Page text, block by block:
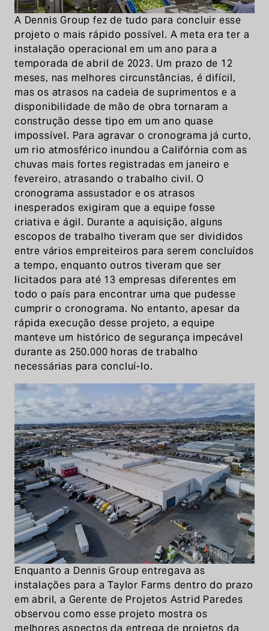
A Dennis Group fez de tudo para concluir esse
projeto o mais rápido possível. A meta era ter a
instalação operacional em um ano para a
temporada de abril de 2023. Um prazo de 12
meses, nas melhores circunstâncias, é difícil,
mas os atrasos na cadeia de suprimentos e a
disponibilidade de mão de obra tornaram a
construção desse tipo em um ano quase
impossível. Para agravar o cronograma já curto,
um rio atmosférico inundou a Califórnia com as
chuvas mais fortes registradas em janeiro e
fevereiro, atrasando o trabalho civil. O
cronograma assustador e os atrasos
inesperados exigiram que a equipe fosse
criativa e ágil. Durante a aquisição, alguns
escopos de trabalho tiveram que ser divididos
entre vários empreiteiros para serem concluídos
a tempo, enquanto outros tiveram que ser
licitados para até 13 empresas diferentes em
todo o país para encontrar uma que pudesse
cumprir o cronograma. No entanto, apesar da
rápida execução desse projeto, a equipe
manteve um histórico de segurança impecável
durante as 250.000 horas de trabalho
necessárias para concluí-lo.
Enquanto a Dennis Group entregava as
instalações para a Taylor Farms dentro do prazo
em abril, a Gerente de Projetos Astrid Paredes
observou como esse projeto mostra os
melhores aspectos da entrega de projetos da